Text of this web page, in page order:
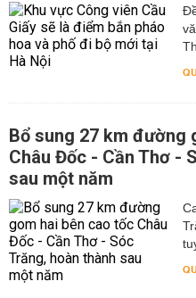
Bổ sung 27 km đường
Châu Đốc - Cần Thơ -
sau một năm